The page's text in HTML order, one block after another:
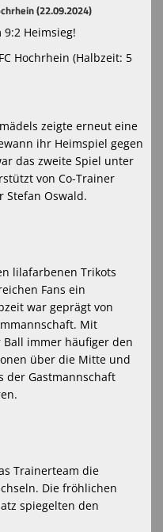
(22.09.2024)
Heimsieg!
Hochrhein (Halbzeit: 5
zeigte erneut eine
ihr Heimspiel gegen
das zweite Spiel unter
von Co-Trainer
Stefan Oswald.
lilafarbenen Trikots
Fans ein
war geprägt von
Mit
immer häufiger den
über die Mitte und
der Gastmannschaft
Trainerteam die
Die fröhlichen
spiegelten den